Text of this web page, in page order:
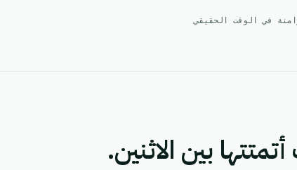
في الوقت الحقيقي
بين الاثنين.